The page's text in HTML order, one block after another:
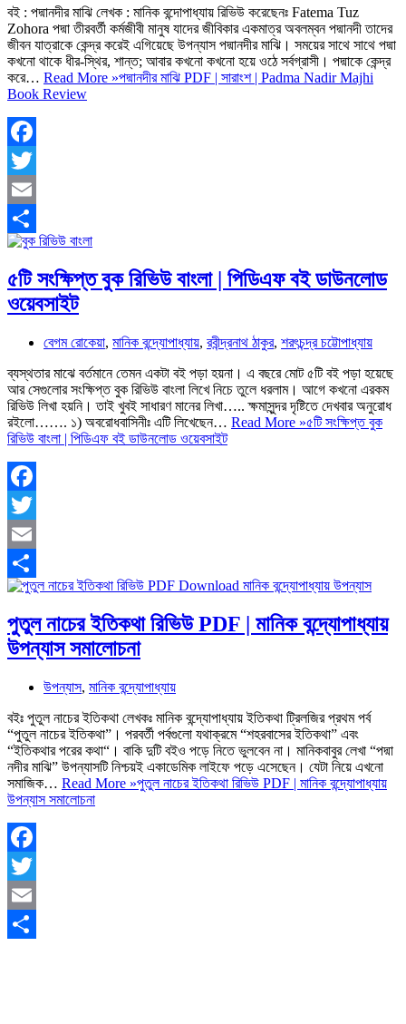
বই : পদ্মানদীর মাঝি লেখক : মানিক বন্দোপাধ্যায় রিভিউ করেছেনঃ Fatema Tuz
Zohora পদ্মা তীরবর্তী কর্মজীবী মানুষ যাদের জীবিকার একমাত্র অবলম্বন পদ্মানদী তাদের
জীবন যাত্রাকে কেন্দ্র করেই এগিয়েছে উপন্যাস পদ্মানদীর মাঝি। সময়ের সাথে সাথে পদ্মা
কখনো থাকে ধীর-স্থির, শান্ত; আবার কখনো কখনো হয়ে ওঠে সর্বগ্রাসী। পদ্মাকে কেন্দ্র
করে… Read More »পদ্মানদীর মাঝি PDF | সারাংশ | Padma Nadir Majhi
Book Review
Facebook
Twitter
Email
Share
৫টি সংক্ষিপ্ত বুক রিভিউ বাংলা | পিডিএফ বই ডাউনলোড
ওয়েবসাইট
বেগম রোকেয়া, মানিক বন্দ্যোপাধ্যায়, রবীন্দ্রনাথ ঠাকুর, শরৎচন্দ্র চট্টোপাধ্যায়
ব্যস্থতার মাঝে বর্তমানে তেমন একটা বই পড়া হয়না। এ বছরে মোট ৫টি বই পড়া হয়েছে
আর সেগুলোর সংক্ষিপ্ত বুক রিভিউ বাংলা লিখে নিচে তুলে ধরলাম। আগে কখনো এরকম
রিভিউ লিখা হয়নি। তাই খুবই সাধারণ মানের লিখা….. ক্ষমাসুন্দর দৃষ্টিতে দেখবার অনুরোধ
রইলো……. ১) অবরোধবাসিনীঃ এটি লিখেছেন… Read More »৫টি সংক্ষিপ্ত বুক
রিভিউ বাংলা | পিডিএফ বই ডাউনলোড ওয়েবসাইট
Facebook
Twitter
Email
Share
পুতুল নাচের ইতিকথা রিভিউ PDF | মানিক বন্দ্যোপাধ্যায়
উপন্যাস সমালোচনা
উপন্যাস, মানিক বন্দ্যোপাধ্যায়
বইঃ পুতুল নাচের ইতিকথা লেখকঃ মানিক বন্দ্যোপাধ্যায় ইতিকথা ট্রিলজির প্রথম পর্ব
“পুতুল নাচের ইতিকথা”। পরবর্তী পর্বগুলো যথাক্রমে “শহরবাসের ইতিকথা” এবং
“ইতিকথার পরের কথা“। বাকি দুটি বইও পড়ে নিতে ভুলবেন না। মানিকবাবুর লেখা “পদ্মা
নদীর মাঝি” উপন্যাসটি নিশ্চয়ই একাডেমিক লাইফে পড়ে এসেছেন। যেটা নিয়ে এখনো
সমাজিক… Read More »পুতুল নাচের ইতিকথা রিভিউ PDF | মানিক বন্দ্যোপাধ্যায়
উপন্যাস সমালোচনা
Facebook
Twitter
Email